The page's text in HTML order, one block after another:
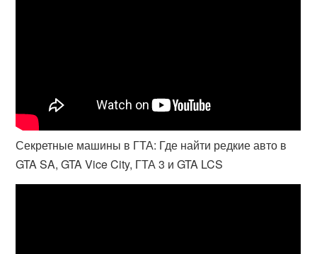
Секретные машины в ГТА: Где найти редкие авто в
GTA SA, GTA Vice City, ГТА 3 и GTA LCS